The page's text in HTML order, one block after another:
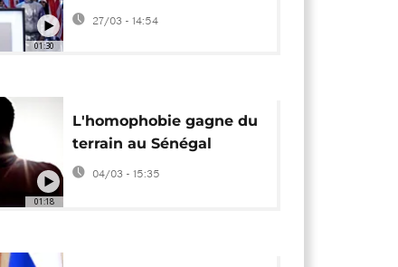
01:30
épreuves féminines
27/03 - 14:54
01:18
L'homophobie gagne du
terrain au Sénégal
04/03 - 15:35